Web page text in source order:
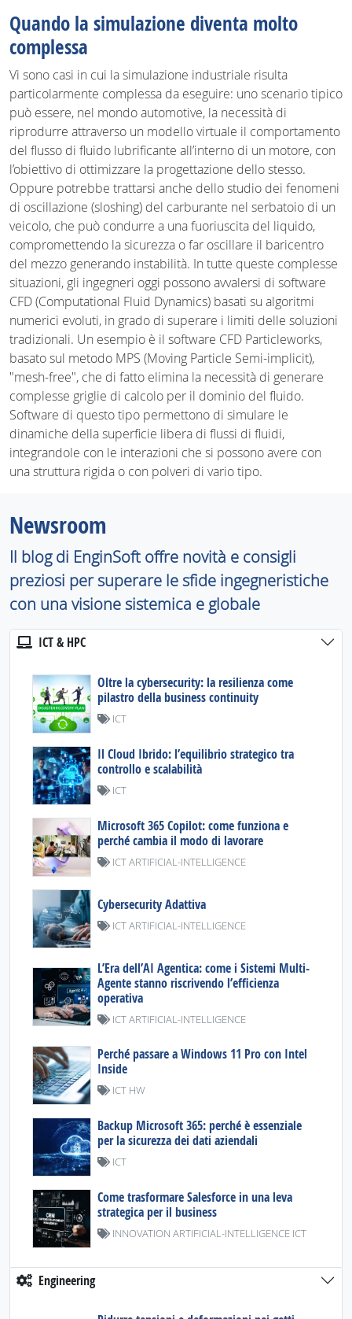
Quando la simulazione diventa molto
complessa
Vi sono casi in cui la simulazione industriale risulta
particolarmente complessa da eseguire: uno scenario tipico
può essere, nel mondo automotive, la necessità di
riprodurre attraverso un modello virtuale il comportamento
del flusso di fluido lubrificante all’interno di un motore, con
l’obiettivo di ottimizzare la progettazione dello stesso.
Oppure potrebbe trattarsi anche dello studio dei fenomeni
di oscillazione (sloshing) del carburante nel serbatoio di un
veicolo, che può condurre a una fuoriuscita del liquido,
compromettendo la sicurezza o far oscillare il baricentro
del mezzo generando instabilità. In tutte queste complesse
situazioni, gli ingegneri oggi possono avvalersi di software
CFD (Computational Fluid Dynamics) basati su algoritmi
numerici evoluti, in grado di superare i limiti delle soluzioni
tradizionali. Un esempio è il software CFD Particleworks,
basato sul metodo MPS (Moving Particle Semi-implicit),
"mesh-free", che di fatto elimina la necessità di generare
complesse griglie di calcolo per il dominio del fluido.
Software di questo tipo permettono di simulare le
dinamiche della superficie libera di flussi di fluidi,
integrandole con le interazioni che si possono avere con
una struttura rigida o con polveri di vario tipo.
Newsroom
Il blog di EnginSoft offre novità e consigli
preziosi per superare le sfide ingegneristiche
con una visione sistemica e globale
ICT & HPC
Oltre la cybersecurity: la resilienza come
pilastro della business continuity
ICT
Il Cloud Ibrido: l’equilibrio strategico tra
controllo e scalabilità
ICT
Microsoft 365 Copilot: come funziona e
perché cambia il modo di lavorare
ICT ARTIFICIAL-INTELLIGENCE
Cybersecurity Adattiva
ICT ARTIFICIAL-INTELLIGENCE
L’Era dell’AI Agentica: come i Sistemi Multi-
Agente stanno riscrivendo l’efficienza
operativa
ICT ARTIFICIAL-INTELLIGENCE
Perché passare a Windows 11 Pro con Intel
Inside
ICT HW
Backup Microsoft 365: perché è essenziale
per la sicurezza dei dati aziendali
ICT
Come trasformare Salesforce in una leva
strategica per il business
INNOVATION ARTIFICIAL-INTELLIGENCE ICT
Engineering